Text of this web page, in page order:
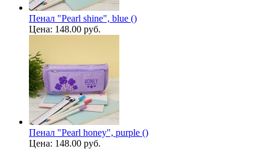
Пенал "Pearl shine", blue ()
Цена: 148.00 руб.
Пенал "Pearl honey", purple ()
Цена: 148.00 руб.